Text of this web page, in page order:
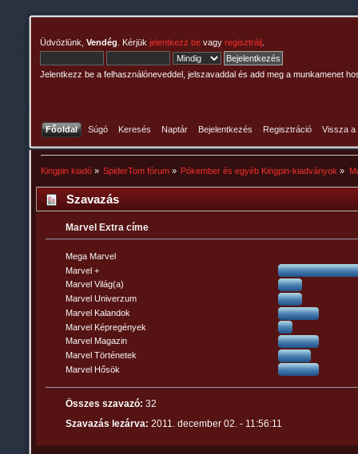
Üdvözlünk, Vendég . Kérjük jelentkezz bevagy regisztrálj.
Jelentkezz be a felhasználóneveddel, jelszavaddal és add meg a munkamenet
Főoldal Súgó Keresés Naptár Bejelentkezés Regisztráció Vissza a
Kingpin kiadó» SpiderTom fórum » Pókember és egyéb Kingpin-kiadványok »
Szavazás
Marvel Extra címe
Mega Marvel
Marvel +
Marvel Világ(a)
Marvel Univerzum
Marvel Kalandok
Marvel Képregények
Marvel Magazin
Marvel Történetek
Marvel Hősök
Összes szavazó: 32
Szavazás lezárva: 2011. december 02. - 11:56:11